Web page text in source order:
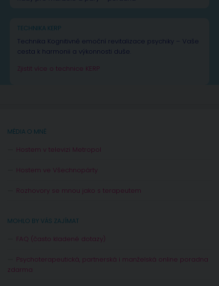
TECHNIKA KERP
Technika Kognitivně emoční revitalizace psychiky – Vaše
cesta k harmonii a výkonnosti duše.
Zjistit více o technice KERP
MÉDIA O MNĚ
Hostem v televizi Metropol
Hostem ve Všechnopárty
Rozhovory se mnou jako s terapeutem
MOHLO BY VÁS ZAJÍMAT
FAQ (často kladené dotazy)
Psychoterapeutická, partnerská i manželská online poradna
zdarma